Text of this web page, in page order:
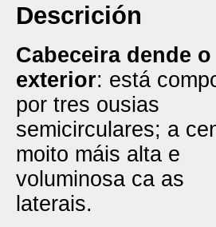
Descrición
Cabeceira dende o
exterior: está
por tres ousias
semicirculares; a
moito máis alta e
voluminosa ca as
laterais.